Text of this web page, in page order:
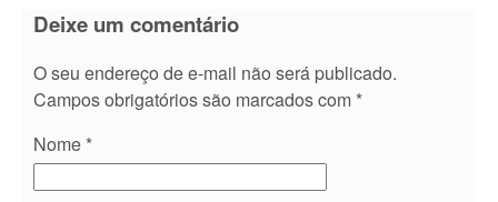
Deixe um comentário
O seu endereço de e-mail não será publicado.
Campos obrigatórios são marcados com *
Nome *